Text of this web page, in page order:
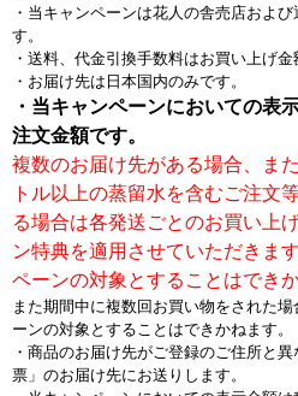
・当キャンペーンは花人の舎売店およ
す。
・送料、代金引換手数料はお買い上げ金
・お届け先は日本国内のみです。
・当キャンペーンにおいての表
注文金額です。
複数のお届け先がある場合、ま
トル以上の蒸留水を含むご注文
る場合は各発送ごとのお買い上
ン特典を適用させていただきま
ペーンの対象とすることはできか
また期間中に複数回お買い物をされた
ーンの対象とすることはできかねます。
・商品のお届け先がご登録のご住所と
票」のお届け先にお送りします。